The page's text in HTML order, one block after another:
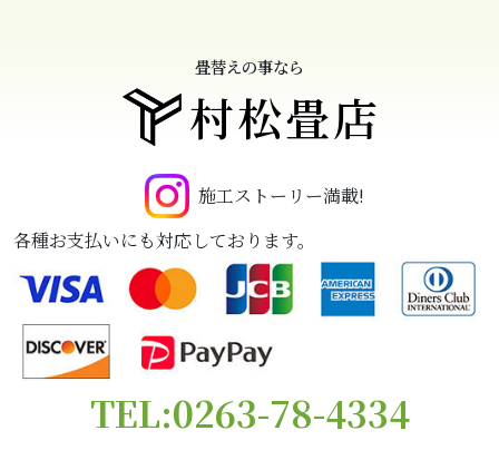
畳替えの事なら
村松畳店
施工ストーリー満載!
各種お支払いにも対応しております。
TEL:0263-78-4334